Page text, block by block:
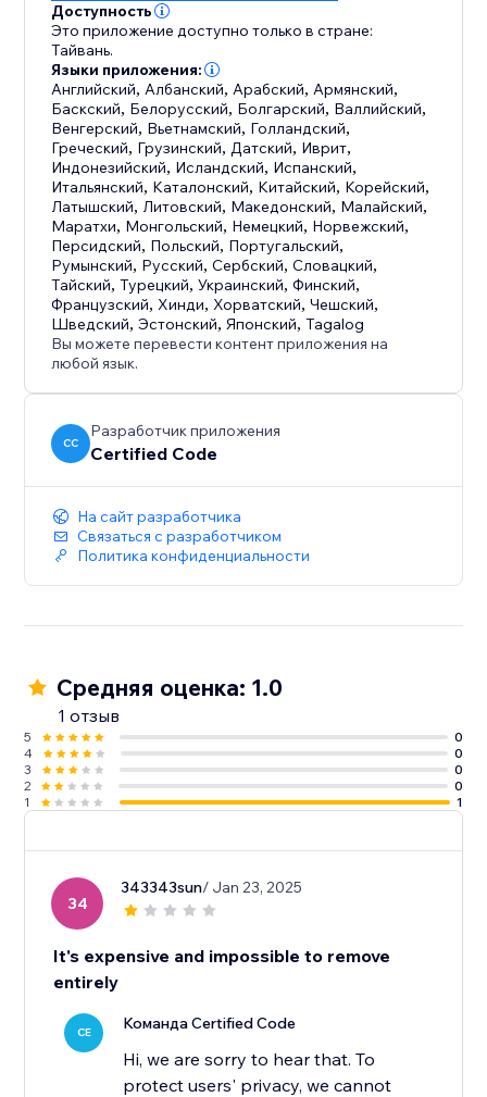
Доступность
Это приложение доступно только в стране:
Тайвань.
Языки приложения:
Английский, Албанский, Арабский, Армянский,
Баскский, Белорусский, Болгарский, Валлийский,
Венгерский, Вьетнамский, Голландский,
Греческий, Грузинский, Датский, Иврит,
Индонезийский, Исландский, Испанский,
Итальянский, Каталонский, Китайский, Корейский,
Латышский, Литовский, Македонский, Малайский,
Маратхи, Монгольский, Немецкий, Норвежский,
Персидский, Польский, Португальский,
Румынский, Русский,Сербский,Словацкий,
Тайский,Турецкий,Украинский,Финский,
Французский, Хинди, Хорватский,Чешский,
Шведский,Эстонский,Японский,Tagalog
Вы можете перевести контент приложения на
любой язык.
CC
Разработчик приложения
Certified Code
На сайт разработчика
Связаться с разработчиком
Политика конфиденциальности
Средняя оценка: 1.0
1 отзыв
5
0
4
0
3
0
2
0
1
1
34
343343sun/ Jan 23, 2025
It's expensive and impossible to remove
entirely
CE Команда Certified Code
Hi, we are sorry to hear that. To
protect users' privacy, we cannot